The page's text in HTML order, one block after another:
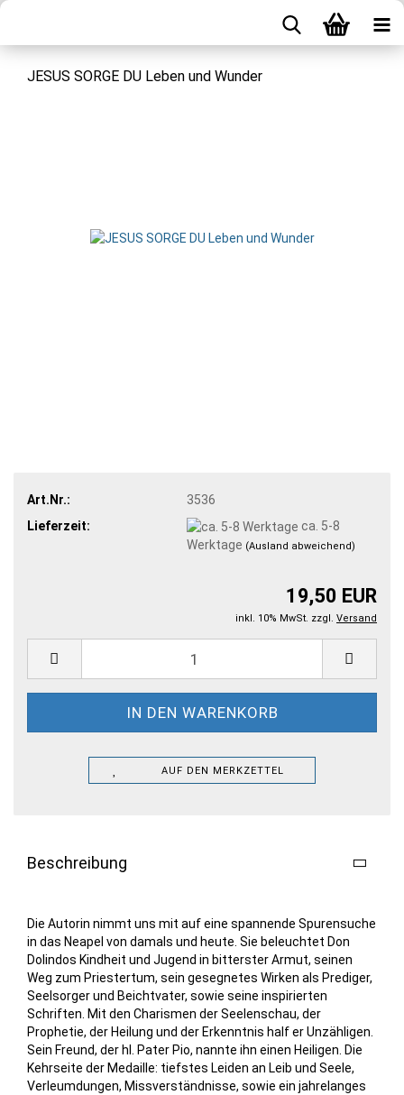
JESUS SORGE DU Leben und Wunder
Art.Nr.:
3536
Lieferzeit:
ca. 5-8
Werktage (Ausland abweichend)
19,50 EUR
inkl. 10% MwSt. zzgl. Versand
AUF DEN MERKZETTEL
Beschreibung
Die Autorin nimmt uns mit auf eine spannende Spurensuche
in das Neapel von damals und heute. Sie beleuchtet Don
Dolindos Kindheit und Jugend in bitterster Armut, seinen
Weg zum Priestertum, sein gesegnetes Wirken als Prediger,
Seelsorger und Beichtvater, sowie seine inspirierten
Schriften. Mit den Charismen der Seelenschau, der
Prophetie, der Heilung und der Erkenntnis half er Unzähligen.
Sein Freund, der hl. Pater Pio, nannte ihn einen Heiligen. Die
Kehrseite der Medaille: tiefstes Leiden an Leib und Seele,
Verleumdungen, Missverständnisse, sowie ein jahrelanges